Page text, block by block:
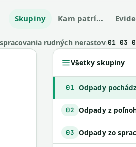
Skupiny Kam patrí…
rudných nerastov›01 03
Všetky skupiny
01
02 Odpady z
03